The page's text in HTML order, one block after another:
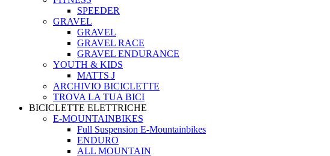
SPEEDER
GRAVEL
GRAVEL
GRAVEL RACE
GRAVEL ENDURANCE
YOUTH & KIDS
MATTS J
ARCHIVIO BICICLETTE
TROVA LA TUA BICI
BICICLETTE ELETTRICHE
E-MOUNTAINBIKES
Full Suspension E-Mountainbikes
ENDURO
ALL MOUNTAIN